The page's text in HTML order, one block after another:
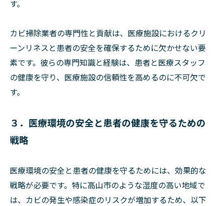
す。
カビ掃除業者の専門性と貢献は、医療施設におけるクリ
ーンリネスと患者の安全を確保するために欠かせない要
素です。彼らの専門知識と経験は、患者と医療スタッフ
の健康を守り、医療施設の信頼性を高めるのに不可欠で
す。
３．医療環境の安全と患者の健康を守るための
戦略
医療環境の安全と患者の健康を守るためには、効果的な
戦略が必要です。特に高山市のような湿度の高い地域で
は、カビの発生や感染症のリスクが増加するため、以下